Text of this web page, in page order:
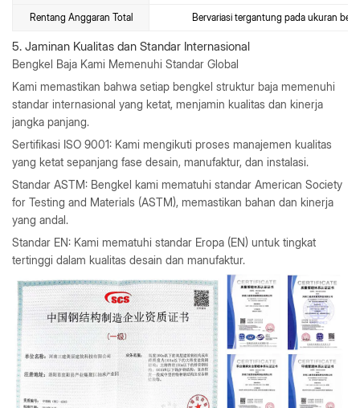
Rentang Anggaran Total Bervariasi tergantung pada ukuran
5. Jaminan Kualitas dan Standar Internasional
Bengkel Baja Kami Memenuhi Standar Global
Kami memastikan bahwa setiap bengkel struktur baja memenuhi
standar internasional yang ketat, menjamin kualitas dan kinerja
jangka panjang.
Sertifikasi ISO 9001: Kami mengikuti proses manajemen kualitas
yang ketat sepanjang fase desain, manufaktur, dan instalasi.
Standar ASTM: Bengkel kami mematuhi standar American Society
for Testing and Materials (ASTM), memastikan bahan dan kinerja
yang andal.
Standar EN: Kami mematuhi standar Eropa (EN) untuk tingkat
tertinggi dalam kualitas desain dan manufaktur.